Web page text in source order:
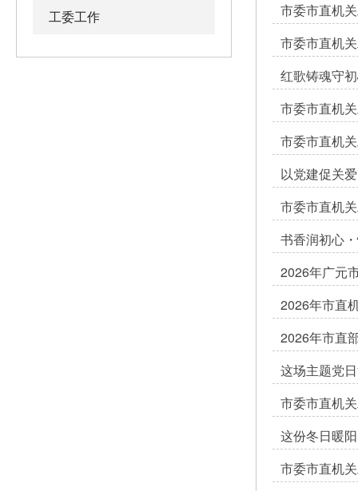
工委工作
市委市直机
市委市直机
红歌铸魂守
市委市直机
市委市直机
以党建促关
市委市直机
书香润初心
2026年广元
2026年市直
2026年市直
这场主题党
市委市直机
这份冬日暖
市委市直机